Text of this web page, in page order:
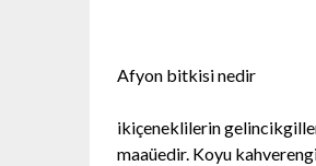
Afyon bitkisi nedir
ikiçeneklilerin
maaüedir. Koyu